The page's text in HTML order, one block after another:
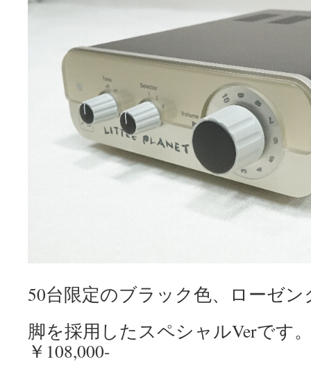
50台限定のブラック色、ローゼ
脚を採用したスペシャルVerです
￥108,000-